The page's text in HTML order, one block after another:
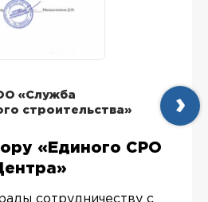
«Служба
строительства»
«Единого СРО
сотрудничеству с